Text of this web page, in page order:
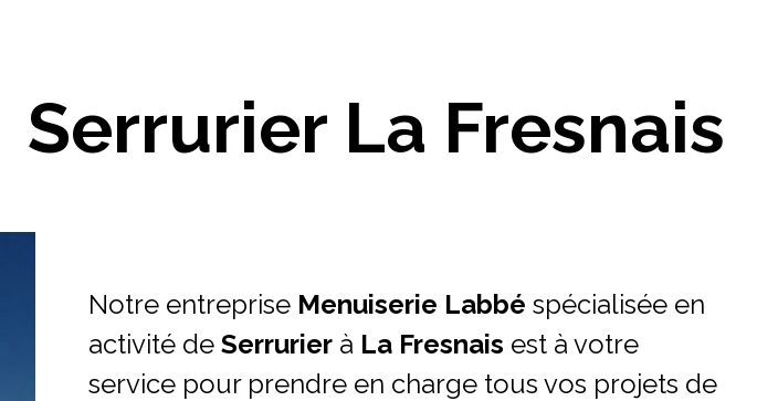
Serrurier La Fresnais
Notre entreprise Menuiserie Labbé spécialisée en
activité de Serrurier à La Fresnais est à votre
service pour prendre en charge tous vos projets de